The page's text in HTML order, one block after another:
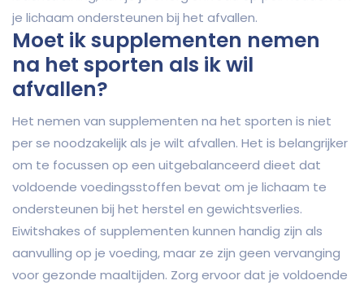
je lichaam ondersteunen bij het afvallen.
Moet ik supplementen nemen
na het sporten als ik wil
afvallen?
Het nemen van supplementen na het sporten is niet
per se noodzakelijk als je wilt afvallen. Het is belangrijker
om te focussen op een uitgebalanceerd dieet dat
voldoende voedingsstoffen bevat om je lichaam te
ondersteunen bij het herstel en gewichtsverlies.
Eiwitshakes of supplementen kunnen handig zijn als
aanvulling op je voeding, maar ze zijn geen vervanging
voor gezonde maaltijden. Zorg ervoor dat je voldoende